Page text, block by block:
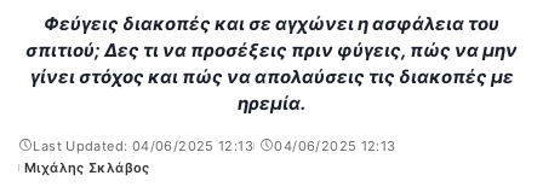
Φεύγεις διακοπές και σε αγχώνει η ασφάλεια του
σπιτιού; Δες τι να προσέξεις πριν φύγεις, πώς να μην
γίνει στόχος και πώς να απολαύσεις τις διακοπές με
ηρεμία.
Last Updated: 04/06/2025 12:13
04/06/2025 12:13
Posted
Μιχάλης Σκλάβος